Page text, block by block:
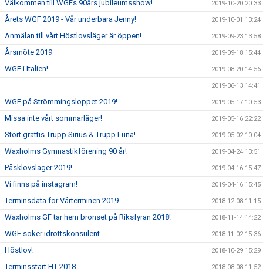
Välkommen till WGFs 90års jubileumsshow! 2019-10-20 20:33
Årets WGF 2019 - Vår underbara Jenny! 2019-10-01 13:24
Anmälan till vårt Höstlovsläger är öppen! 2019-09-23 13:58
Årsmöte 2019 2019-09-18 15:44
WGF i Italien! 2019-08-20 14:56
2019-06-13 14:41
WGF på Strömmingsloppet 2019! 2019-05-17 10:53
Missa inte vårt sommarläger! 2019-05-16 22:22
Stort grattis Trupp Sirius & Trupp Luna! 2019-05-02 10:04
Waxholms Gymnastikförening 90 år! 2019-04-24 13:51
Påsklovsläger 2019! 2019-04-16 15:47
Vi finns på instagram! 2019-04-16 15:45
Terminsdata för Vårterminen 2019 2018-12-08 11:15
Waxholms GF tar hem bronset på Riksfyran 2018! 2018-11-14 14:22
WGF söker idrottskonsulent 2018-11-02 15:36
Höstlov! 2018-10-29 15:29
Terminsstart HT 2018 2018-08-08 11:52